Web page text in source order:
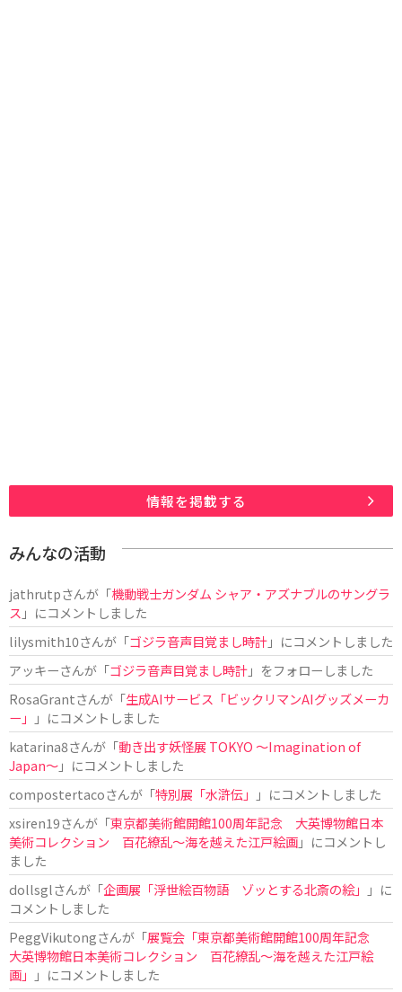
情報を掲載する
みんなの活動
jathrutpさんが「機動戦士ガンダム シャア・アズナブルのサングラ
ス 」にコメントしました
lilysmith10さんが「ゴジラ音声目覚まし時計」にコメントしました
アッキーさんが「ゴジラ音声目覚まし時計」をフォローしました
RosaGrantさんが「生成AIサービス「ビックリマンAIグッズメーカ
ー」
」にコメントしました
katarina8さんが「動き出す妖怪展 TOKYO 〜Imagination of
Japan〜」にコメントしました
compostertacoさんが「特別展「水滸伝」
」にコメントしました
xsiren19さんが「東京都美術館開館100周年記念 大英博物館日本
美術コレクション 百花繚乱～海を越えた江戸絵画」にコメントし
ました
dollsglさんが「企画展「浮世絵百物語 ゾッとする北斎の絵」
」に
コメントしました
PeggVikutongさんが「展覧会「東京都美術館開館100周年記念
大英博物館日本美術コレクション 百花繚乱〜海を越えた江戸絵
画」
」にコメントしました